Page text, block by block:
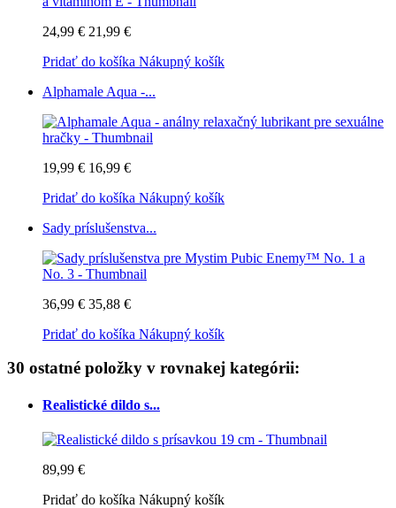
24,99 € 21,99 €
Pridať do košíka Nákupný košík
Alphamale Aqua -...
19,99 € 16,99 €
Pridať do košíka Nákupný košík
Sady príslušenstva...
36,99 € 35,88 €
Pridať do košíka Nákupný košík
30 ostatné položky v rovnakej kategórii:
Realistické dildo s...
89,99 €
Pridať do košíka Nákupný košík